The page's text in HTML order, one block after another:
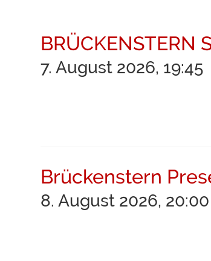
BRÜCKENSTERN
7. August 2026, 19:45
Brückenstern
8. August 2026, 20:00